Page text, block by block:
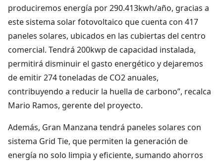
produciremos energía por 290.413kwh/año, gracias a
este sistema solar fotovoltaico que cuenta con 417
paneles solares, ubicados en las cubiertas del centro
comercial. Tendrá 200kwp de capacidad instalada,
permitirá disminuir el gasto energético y dejaremos
de emitir 274 toneladas de CO2 anuales,
contribuyendo a reducir la huella de carbono”, recalca
Mario Ramos, gerente del proyecto.
Además, Gran Manzana tendrá paneles solares con
sistema Grid Tie, que permiten la generación de
energía no solo limpia y eficiente, sumando ahorros